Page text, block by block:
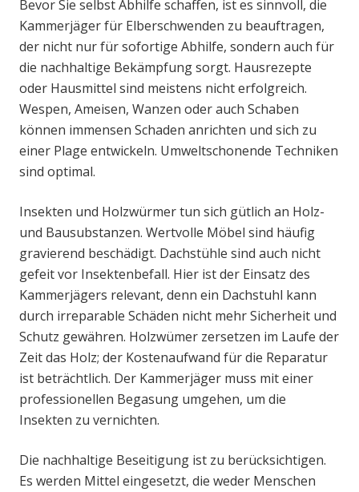
Bevor Sie selbst Abhilfe schaffen, ist es sinnvoll, die
Kammerjäger für Elberschwenden zu beauftragen,
der nicht nur für sofortige Abhilfe, sondern auch für
die nachhaltige Bekämpfung sorgt. Hausrezepte
oder Hausmittel sind meistens nicht erfolgreich.
Wespen, Ameisen, Wanzen oder auch Schaben
können immensen Schaden anrichten und sich zu
einer Plage entwickeln. Umweltschonende Techniken
sind optimal.
Insekten und Holzwürmer tun sich gütlich an Holz-
und Bausubstanzen. Wertvolle Möbel sind häufig
gravierend beschädigt. Dachstühle sind auch nicht
gefeit vor Insektenbefall. Hier ist der Einsatz des
Kammerjägers relevant, denn ein Dachstuhl kann
durch irreparable Schäden nicht mehr Sicherheit und
Schutz gewähren. Holzwümer zersetzen im Laufe der
Zeit das Holz; der Kostenaufwand für die Reparatur
ist beträchtlich. Der Kammerjäger muss mit einer
professionellen Begasung umgehen, um die
Insekten zu vernichten.
Die nachhaltige Beseitigung ist zu berücksichtigen.
Es werden Mittel eingesetzt, die weder Menschen